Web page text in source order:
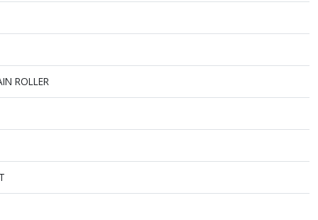
ROLLER